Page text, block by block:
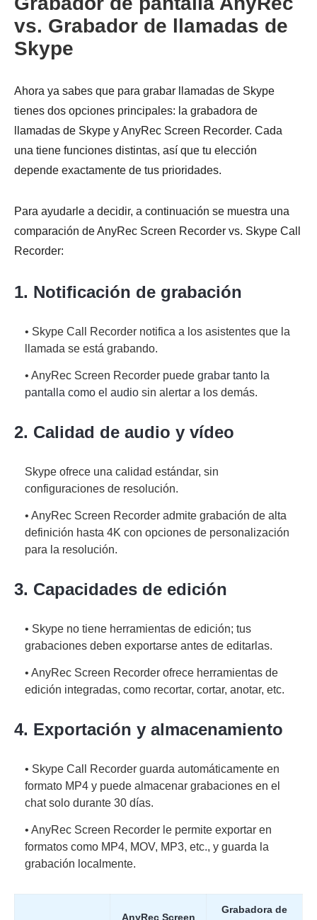
vs. Grabador de llamadas de
Skype
Ahora ya sabes que para grabar llamadas de Skype
tienes dos opciones principales: la grabadora de
llamadas de Skype y AnyRec Screen Recorder. Cada
una tiene funciones distintas, así que tu elección
depende exactamente de tus prioridades.
Para ayudarle a decidir, a continuación se muestra una
comparación de AnyRec Screen Recorder vs. Skype Call
Recorder:
1. Notificación de grabación
• Skype Call Recorder notifica a los asistentes que la
llamada se está grabando.
• AnyRec Screen Recorder puede grabar tanto la
pantalla como el audio sin alertar a los demás.
2. Calidad de audio y vídeo
Skype ofrece una calidad estándar, sin
configuraciones de resolución.
• AnyRec Screen Recorder admite grabación de alta
definición hasta 4K con opciones de personalización
para la resolución.
3. Capacidades de edición
• Skype no tiene herramientas de edición; tus
grabaciones deben exportarse antes de editarlas.
• AnyRec Screen Recorder ofrece herramientas de
edición integradas, como recortar, cortar, anotar, etc.
4. Exportación y almacenamiento
• Skype Call Recorder guarda automáticamente en
formato MP4 y puede almacenar grabaciones en el
chat solo durante 30 días.
• AnyRec Screen Recorder le permite exportar en
formatos como MP4, MOV, MP3, etc., y guarda la
grabación localmente.
AnyRec Screen
Grabadora de